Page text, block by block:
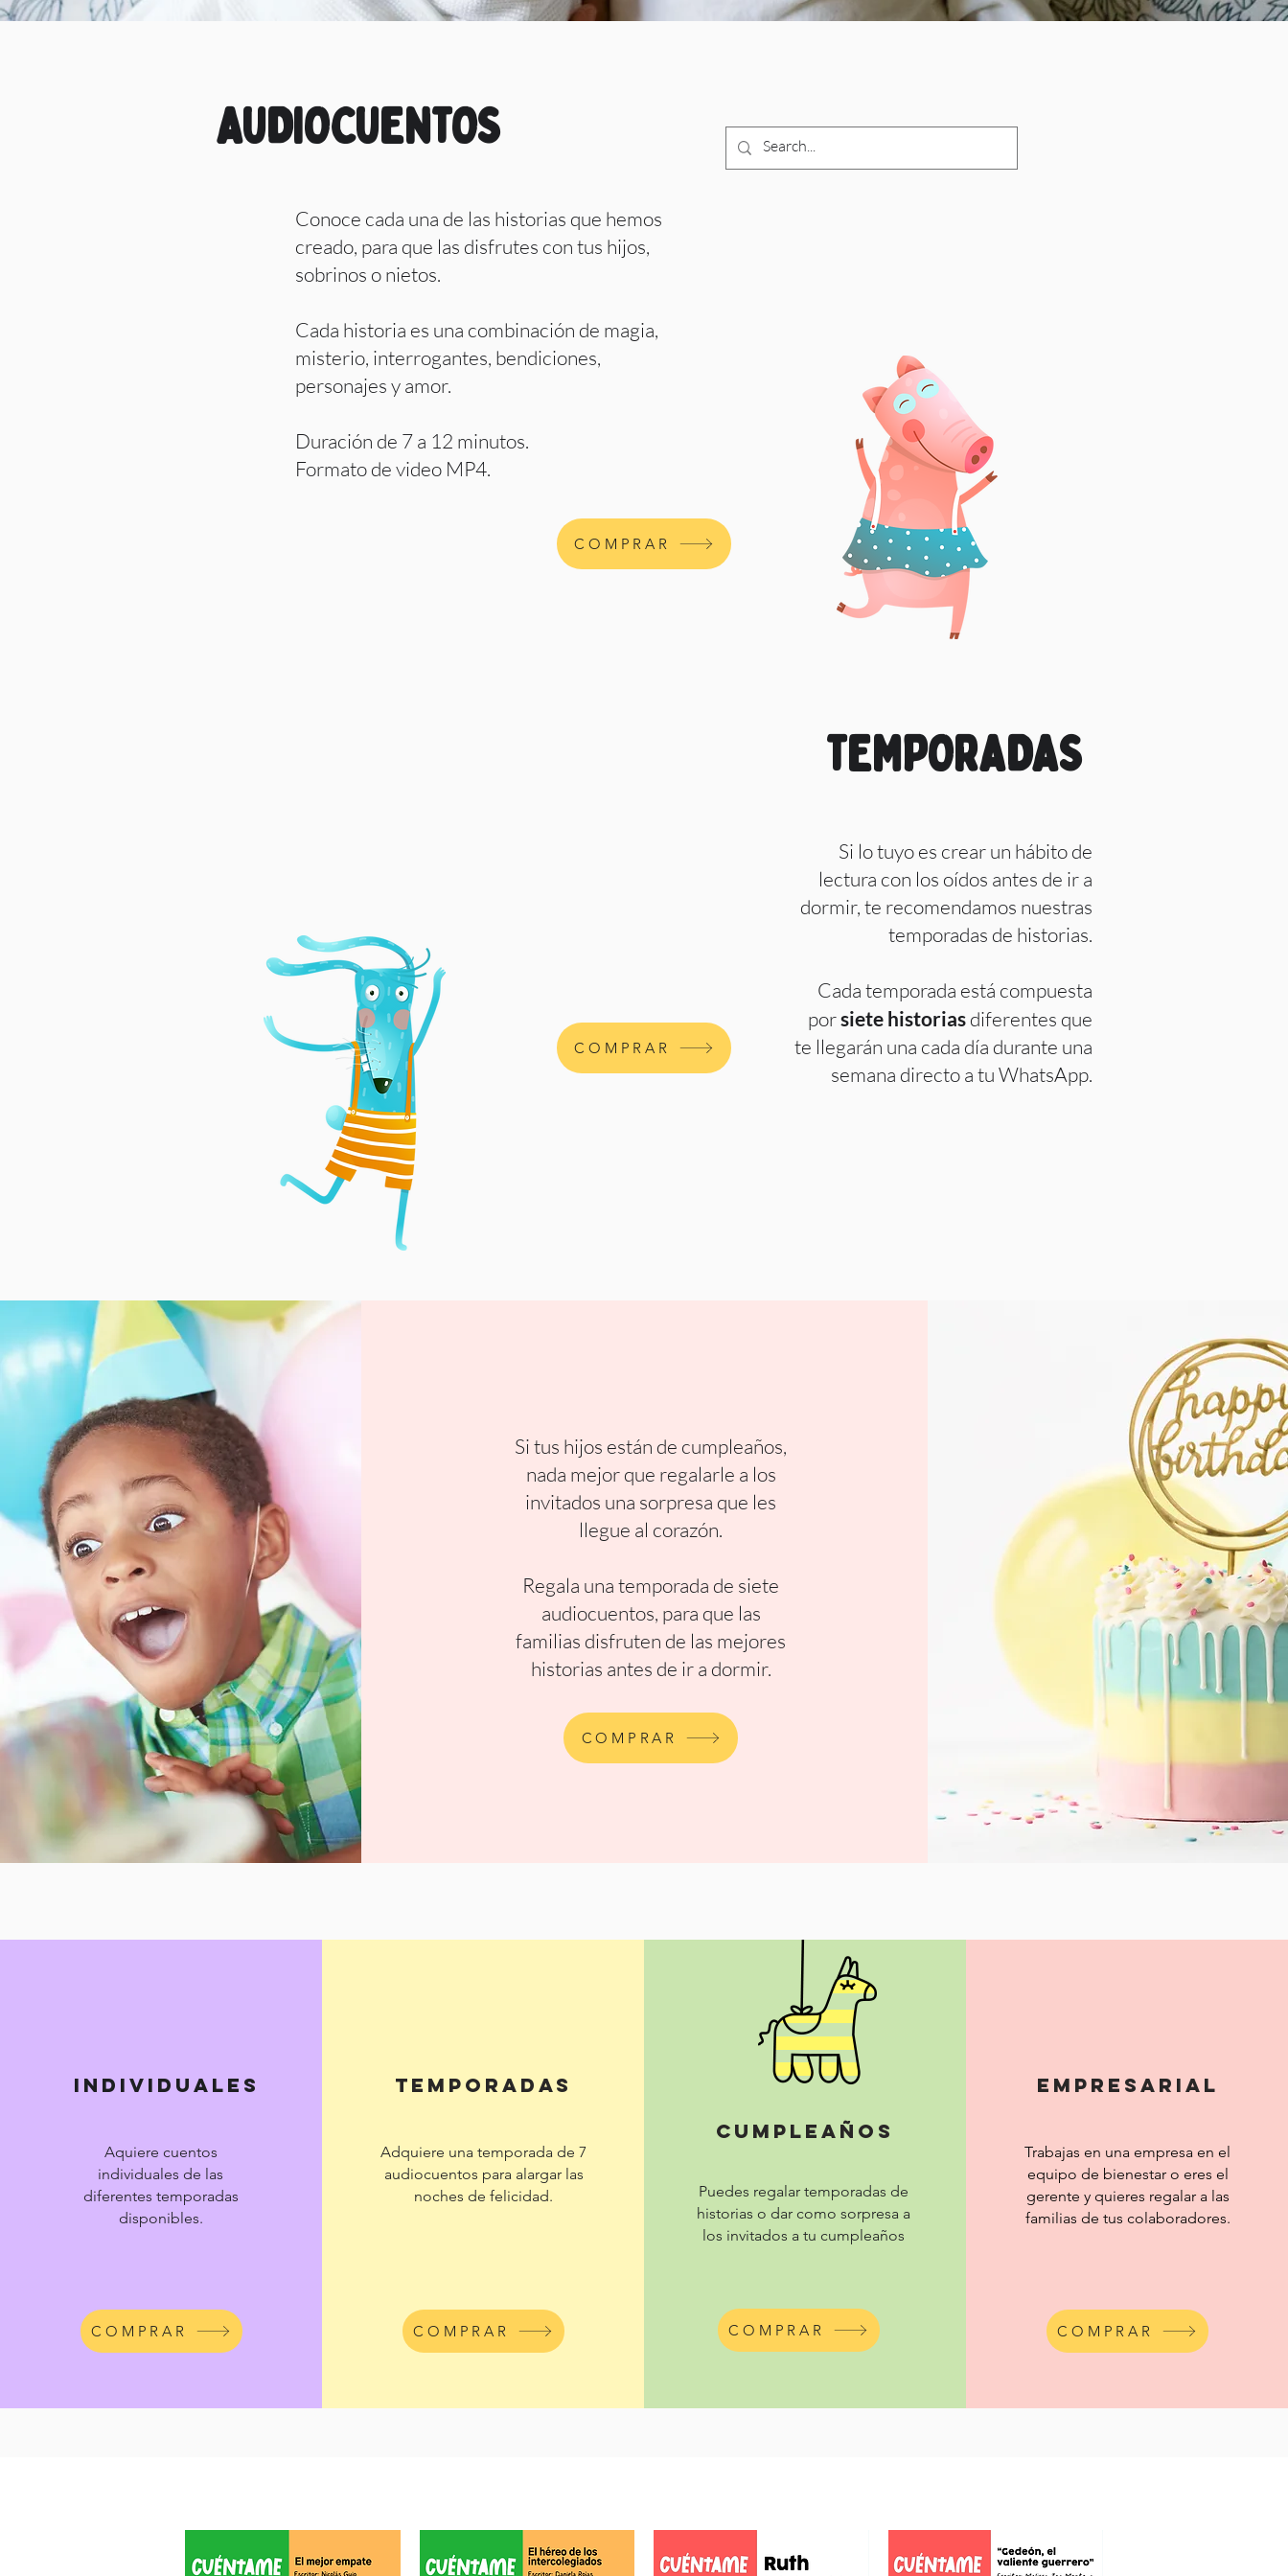
AUDIOCUENTOS
Conoce cada una de las historias que hemos
creado, para que las disfrutes con tus hijos,
sobrinos o nietos.
Cada historia es una combinación de magia,
misterio, interrogantes, bendiciones,
personajes y amor.
Duración de 7 a 12 minutos.
Formato de video MP4.
COMPRAR
TEMPORADAS
COMPRAR
Si lo tuyo es crear un hábito de
lectura con los oídos antes de ir a
dormir, te recomendamos nuestras
temporadas de historias.
Cada temporada está compuesta
porsiete historias diferentes que
te llegarán una cada día durante una
semana directo a tu WhatsApp.
INDIVIDUALES
Aquiere cuentos
individuales de las
diferentes temporadas
disponibles.
COMPRAR
Temporadas
Adquiere una temporada de 7
audiocuentos para alargar las
noches de felicidad.
COMPRAR
cumpleaños
Puedes regalar temporadas de
historias o dar como sorpresa a
los invitados a tu cumpleaños
COMPRAR
empresarial
Trabajas en una empresa en el
equipo de bienestar o eres el
gerente y quieres regalar a las
familias de tus colaboradores.
COMPRAR
Si tus hijos están de cumpleaños,
nada mejor que regalarle a los
invitados una sorpresa que les
llegue al corazón.
Regala una temporada de siete
audiocuentos, para que las
familias disfruten de las mejores
historias antes de ir a dormir.
COMPRAR